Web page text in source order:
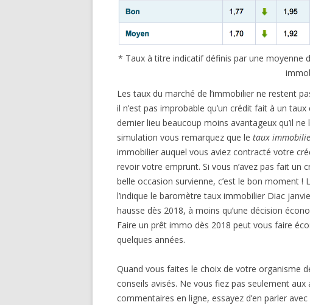
* Taux à titre indicatif définis par une moyenne
Les taux du marché de l’immobilier ne restent
il n’est pas improbable qu’un crédit fait à un
dernier lieu beaucoup moins avantageux qu’il
simulation vous remarquez que le taux
immobilier auquel vous aviez contracté votre
revoir votre emprunt. Si vous n’avez pas fait un
belle occasion survienne, c’est le bon moment
l’indique le baromètre taux immobilier Diac
hausse dès 2018, à moins qu’une décision
Faire un prêt immo dès 2018 peut vous faire
quelques années.
Quand vous faites le choix de votre organisme
conseils avisés. Ne vous fiez pas seulement
commentaires en ligne, essayez d’en parler